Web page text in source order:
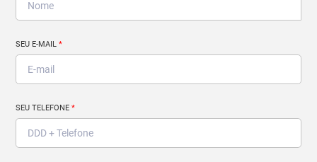
SEU E-MAIL*
SEU TELEFONE*